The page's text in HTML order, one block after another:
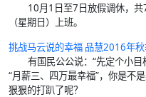
10月1日至7日放假调休，
（星期日）上班。
挑战马云说的幸福 品慧2016年
有国民公公说：“先定个小目
“月薪三、四万最幸福”，你是不
狠狠的打趴了呢？